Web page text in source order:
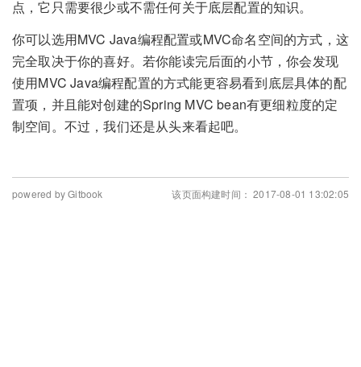
点，它只需要很少或不需任何关于底层配置的知识。
你可以选用MVC Java编程配置或MVC命名空间的方式，这
完全取决于你的喜好。若你能读完后面的小节，你会发现
使用MVC Java编程配置的方式能更容易看到底层具体的配
置项，并且能对创建的Spring MVC bean有更细粒度的定
制空间。不过，我们还是从头来看起吧。
powered by Gitbook 该页面构建时间： 2017-08-01 13:02:05